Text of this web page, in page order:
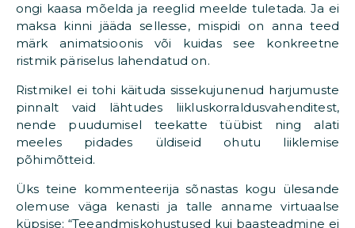
ongi kaasa mõelda ja reeglid meelde tuletada. Ja ei
maksa kinni jääda sellesse, mispidi on anna teed
märk animatsioonis või kuidas see konkreetne
ristmik päriselus lahendatud on.
Ristmikel ei tohi käituda sissekujunenud harjumuste
pinnalt vaid lähtudes liikluskorraldusvahenditest,
nende puudumisel teekatte tüübist ning alati
meeles pidades üldiseid ohutu liiklemise
põhimõtteid.
Üks teine kommenteerija sõnastas kogu ülesande
olemuse väga kenasti ja talle anname virtuaalse
küpsise: “Teeandmiskohustused kui baasteadmine ei